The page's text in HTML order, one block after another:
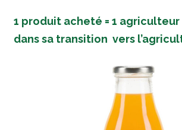
1 produit acheté = 1
dans sa transition vers